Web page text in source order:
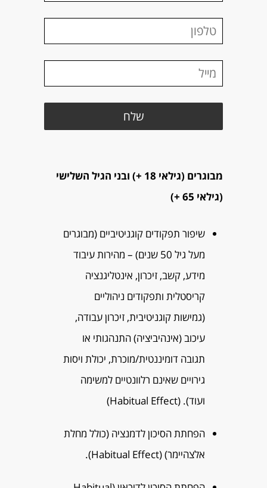
מבוגרים (גילאי 18 +) ובני הגיל השלישי
(גילאי 65 +)
שיפור תפקודים קוגניטיביים (מבוגרים
מעל גיל 50 שנים) – מהירות עיבוד
מידע, קשב, זיכרון, אינטליגנציה
קריסטלית ותפקודים ניהוליים
(גמישות קוגניטיבית, זיכרון עבודה,
עיכוב (אינהיביציה) התנהגותי או
תגובה דומיננטית/מוכרת, יכולת ויסות
גירויים שאינם רלוונטיים למשימה
ועוד). (Habitual Effect)
הפחתת הסיכון לדמנציה (כולל מחלת
אלצהיימר) (Habitual Effect).